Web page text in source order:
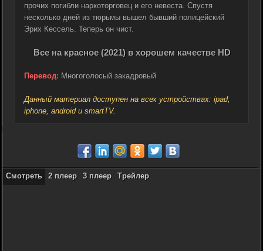
прочих погибли наркоторговец и его невеста. Спустя
несколько дней из тюрьмы вышел бывший полицейский
Эрих Кессель. Теперь он чист.
Все на красное (2021) в хорошем качестве HD
Перевод: Многоголосый закадровый
Данный материал доступен на всех устройствах: ipad,
iphone, android и smartTV.
Смотреть 2 плеер 3 плеер Трейлер